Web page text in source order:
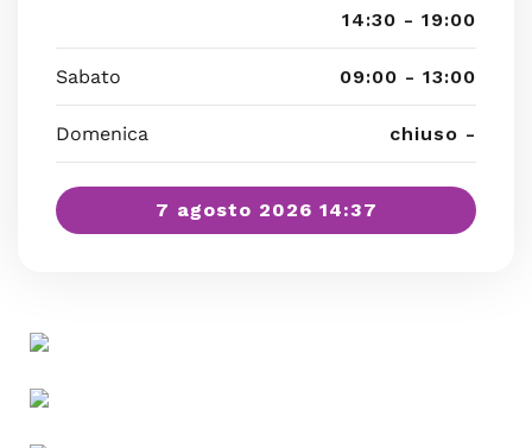
14:30 - 19:00
Sabato 09:00 - 13:00
Domenica chiuso -
7 agosto 2026 14:37